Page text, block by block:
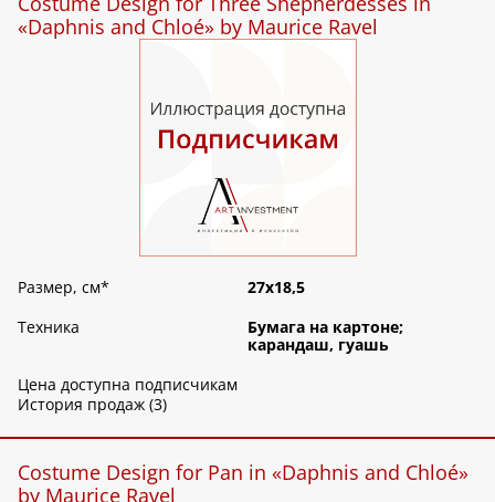
«Daphnis and Chloé» by Maurice Ravel
Размер, см*
27х18,5
Техника
Бумага на картоне;
карандаш, гуашь
Цена доступна подписчикам
История продаж (3)
Costume Design for Pan in «Daphnis and Chloé»
by Maurice Ravel